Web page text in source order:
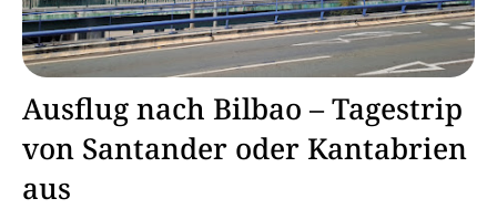
Ausflug nach Bilbao – Tagestrip
von Santander oder Kantabrien
aus